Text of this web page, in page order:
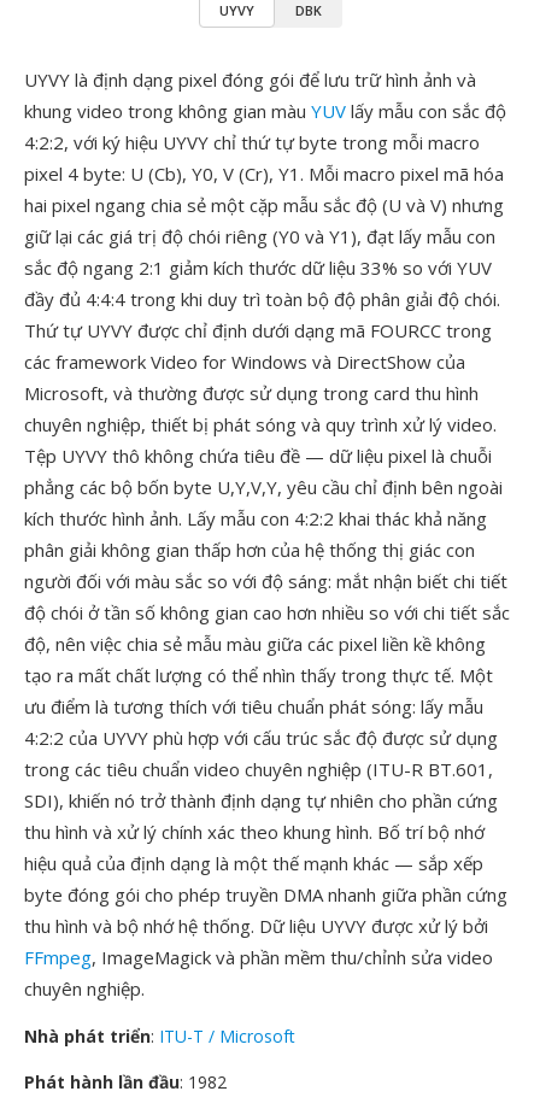
UYVY DBK
UYVY là định dạng pixel đóng gói để lưu trữ hình ảnh và
khung video trong không gian màu YUV lấy mẫu con sắc độ
4:2:2, với ký hiệu UYVY chỉ thứ tự byte trong mỗi macro
pixel 4 byte: U (Cb), Y0, V (Cr), Y1. Mỗi macro pixel mã hóa
hai pixel ngang chia sẻ một cặp mẫu sắc độ (U và V) nhưng
giữ lại các giá trị độ chói riêng (Y0 và Y1), đạt lấy mẫu con
sắc độ ngang 2:1 giảm kích thước dữ liệu 33% so với YUV
đầy đủ 4:4:4 trong khi duy trì toàn bộ độ phân giải độ chói.
Thứ tự UYVY được chỉ định dưới dạng mã FOURCC trong
các framework Video for Windows và DirectShow của
Microsoft, và thường được sử dụng trong card thu hình
chuyên nghiệp, thiết bị phát sóng và quy trình xử lý video.
Tệp UYVY thô không chứa tiêu đề — dữ liệu pixel là chuỗi
phẳng các bộ bốn byte U,Y,V,Y, yêu cầu chỉ định bên ngoài
kích thước hình ảnh. Lấy mẫu con 4:2:2 khai thác khả năng
phân giải không gian thấp hơn của hệ thống thị giác con
người đối với màu sắc so với độ sáng: mắt nhận biết chi tiết
độ chói ở tần số không gian cao hơn nhiều so với chi tiết sắc
độ, nên việc chia sẻ mẫu màu giữa các pixel liền kề không
tạo ra mất chất lượng có thể nhìn thấy trong thực tế. Một
ưu điểm là tương thích với tiêu chuẩn phát sóng: lấy mẫu
4:2:2 của UYVY phù hợp với cấu trúc sắc độ được sử dụng
trong các tiêu chuẩn video chuyên nghiệp (ITU-R BT.601,
SDI), khiến nó trở thành định dạng tự nhiên cho phần cứng
thu hình và xử lý chính xác theo khung hình. Bố trí bộ nhớ
hiệu quả của định dạng là một thế mạnh khác — sắp xếp
byte đóng gói cho phép truyền DMA nhanh giữa phần cứng
thu hình và bộ nhớ hệ thống. Dữ liệu UYVY được xử lý bởi
FFmpeg, ImageMagick và phần mềm thu/chỉnh sửa video
chuyên nghiệp.
Nhà phát triển: ITU-T / Microsoft
Phát hành lần đầu: 1982